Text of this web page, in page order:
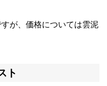
が、価格については雲泥
ト